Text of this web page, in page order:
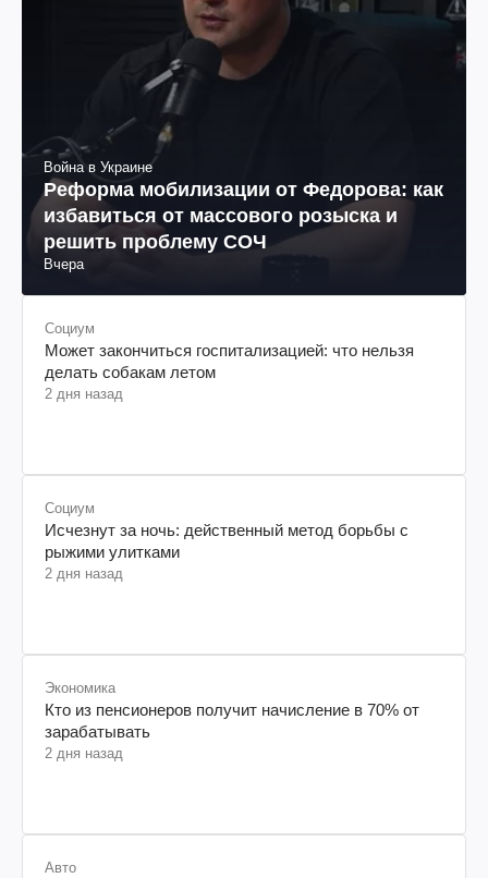
Война в Украине
Реформа мобилизации от Федорова: как
избавиться от массового розыска и
решить проблему СОЧ
Вчера
Социум
Может закончиться госпитализацией: что нельзя
делать собакам летом
2 дня назад
Социум
Исчезнут за ночь: действенный метод борьбы с
рыжими улитками
2 дня назад
Экономика
Кто из пенсионеров получит начисление в 70% от
зарабатывать
2 дня назад
Авто